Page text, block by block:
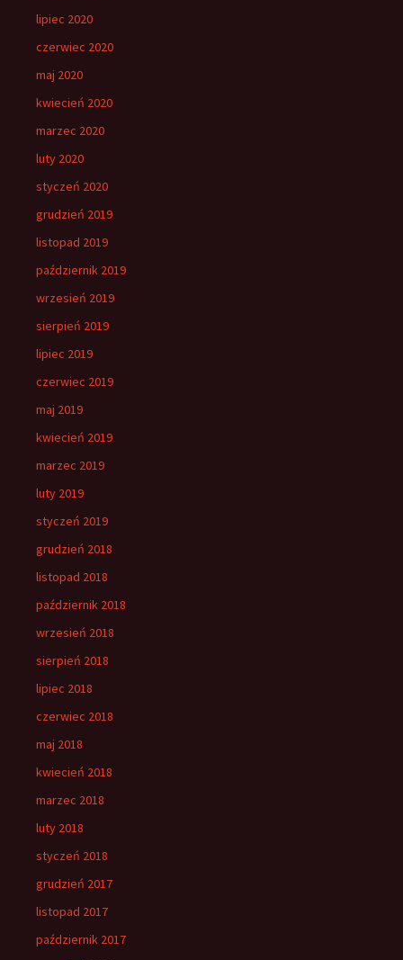
lipiec 2020
czerwiec 2020
maj 2020
kwiecień 2020
marzec 2020
luty 2020
styczeń 2020
grudzień 2019
listopad 2019
październik 2019
wrzesień 2019
sierpień 2019
lipiec 2019
czerwiec 2019
maj 2019
kwiecień 2019
marzec 2019
luty 2019
styczeń 2019
grudzień 2018
listopad 2018
październik 2018
wrzesień 2018
sierpień 2018
lipiec 2018
czerwiec 2018
maj 2018
kwiecień 2018
marzec 2018
luty 2018
styczeń 2018
grudzień 2017
listopad 2017
październik 2017